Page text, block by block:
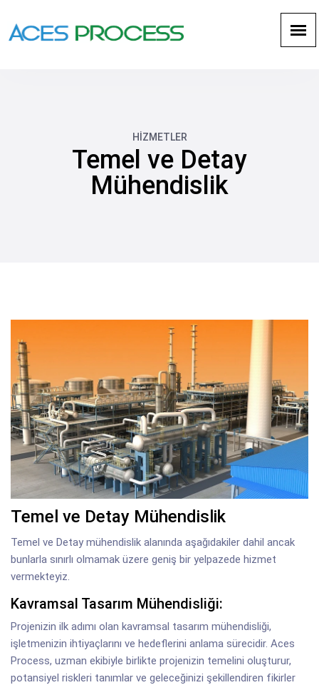
HİZMETLER
Temel ve Detay
Mühendislik
Temel ve Detay Mühendislik
Temel ve Detay mühendislik alanında aşağıdakiler dahil ancak
bunlarla sınırlı olmamak üzere geniş bir yelpazede hizmet
vermekteyiz.
Kavramsal Tasarım Mühendisliği:
Projenizin ilk adımı olan kavramsal tasarım mühendisliği,
işletmenizin ihtiyaçlarını ve hedeflerini anlama sürecidir. Aces
Process, uzman ekibiyle birlikte projenizin temelini oluşturur,
potansiyel riskleri tanımlar ve geleceğinizi şekillendiren fikirler